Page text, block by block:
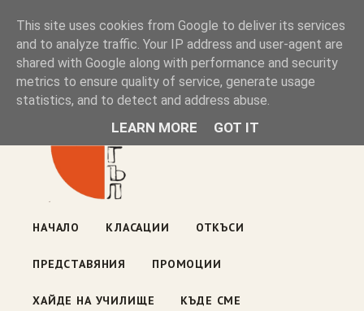
Книжен ъгъл
Блог на книжарницата — класации, откъси, нови книги
ул. „Оборище" 117, София· пон–пет 10:00–19:00 ·
НАЧАЛО КЛАСАЦИИ ОТКЪСИ
ПРЕДСТАВЯНИЯ ПРОМОЦИИ
ХАЙДЕ НА УЧИЛИЩЕ КЪДЕ СМЕ
This site uses cookies from Google to deliver its services
and to analyze traffic. Your IP address and user-agent are
shared with Google along with performance and security
metrics to ensure quality of service, generate usage
statistics, and to detect and address abuse.
LEARN MORE GOT IT